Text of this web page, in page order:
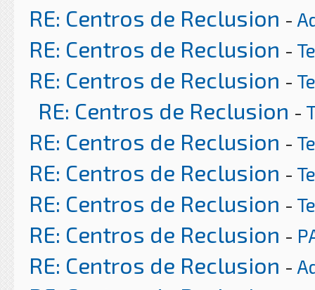
RE: Centros de Reclusion -
RE: Centros de Reclusion -
RE: Centros de Reclusion -
RE: Centros de Reclusion -
RE: Centros de Reclusion -
RE: Centros de Reclusion -
RE: Centros de Reclusion -
RE: Centros de Reclusion -
RE: Centros de Reclusion -